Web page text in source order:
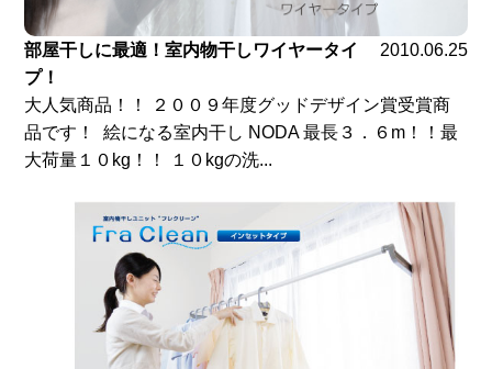
部屋干しに最適！室内物干しワイヤータイ
プ！
2010.06.25
大人気商品！！ ２００９年度グッドデザイン賞受賞商
品です！ 絵になる室内干し NODA 最長３．６m！！最
大荷量１０kg！！ １０kgの洗...